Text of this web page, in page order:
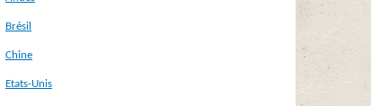
Brésil
Chine
Etats-Unis